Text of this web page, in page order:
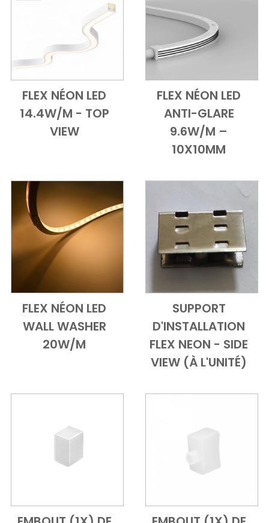
Add to CartVue d'ensemble
FLEX NÉON LED
14.4W/M - TOP
VIEW
Add to Cart
Vue
FLEX NÉON LED
ANTI-GLARE
9.6W/M –
10X10MM
Add to CartVue d'ensemble
FLEX NÉON LED
WALL WASHER
20W/M
Add to Cart
Vue
SUPPORT
D'INSTALLATION
FLEX NEON - SIDE
VIEW (À L'UNITÉ)